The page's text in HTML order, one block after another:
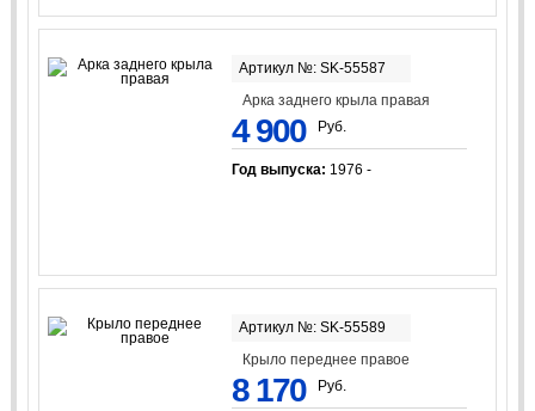
Артикул №: SK-55587
Арка заднего крыла правая
4 900 Руб.
Год выпуска: 1976 -
Артикул №: SK-55589
Крыло переднее правое
8 170 Руб.